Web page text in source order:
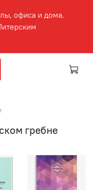
офиса и дома.
гребне